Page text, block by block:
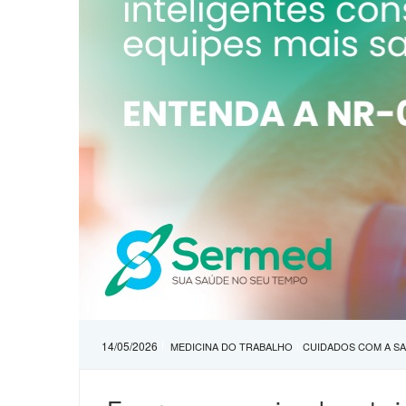
14/05/2026 MEDICINA DO TRABALHO CUIDADOS COM A